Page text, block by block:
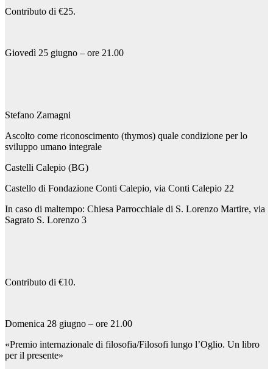
Contributo di €25.
Giovedì 25 giugno – ore 21.00
Stefano Zamagni
Ascolto come riconoscimento (thymos) quale condizione per lo
sviluppo umano integrale
Castelli Calepio (BG)
Castello di Fondazione Conti Calepio, via Conti Calepio 22
In caso di maltempo: Chiesa Parrocchiale di S. Lorenzo Martire, via
Sagrato S. Lorenzo 3
Contributo di €10.
Domenica 28 giugno – ore 21.00
«Premio internazionale di filosofia/Filosofi lungo l’Oglio. Un libro
per il presente»